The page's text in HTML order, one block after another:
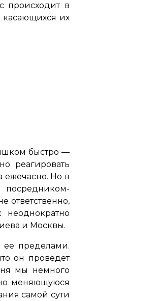
происходит в
касающихся их
быстро —
реагировать
ежечасно. Но в
ответственно,
и Москвы.
ее пределами.
он проведет
мы немного
меняющуюся
самой сути